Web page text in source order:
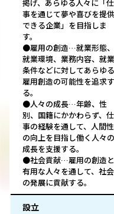
掲げ、あらゆる人々に「仕
事を通じて夢や喜びを提供
できる企業」を目指しま
す。
●雇用の創造…就業形態、
就業環境、業務内容、就業
条件などに対してあらゆる
雇用創造の可能性を追求す
る。
●人々の成長…年齢、性
別、国籍にかかわらず、仕
事の経験を通して、人間性
の向上を目指し働く人々の
成長を支援する。
●社会貢献…雇用の創造と
有用な人々を通して、社会
の発展に貢献する。
設立